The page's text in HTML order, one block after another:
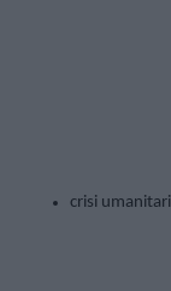
crisi